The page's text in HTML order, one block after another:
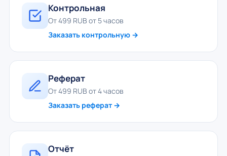
Контрольная
От 499 RUB от 5 часов
Заказать контрольную →
Реферат
От 499 RUB от 4 часов
Заказать реферат →
Отчёт